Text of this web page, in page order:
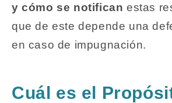
y cómo se notifican estas
que de este depende una
en caso de impugnación.
Cuál es el